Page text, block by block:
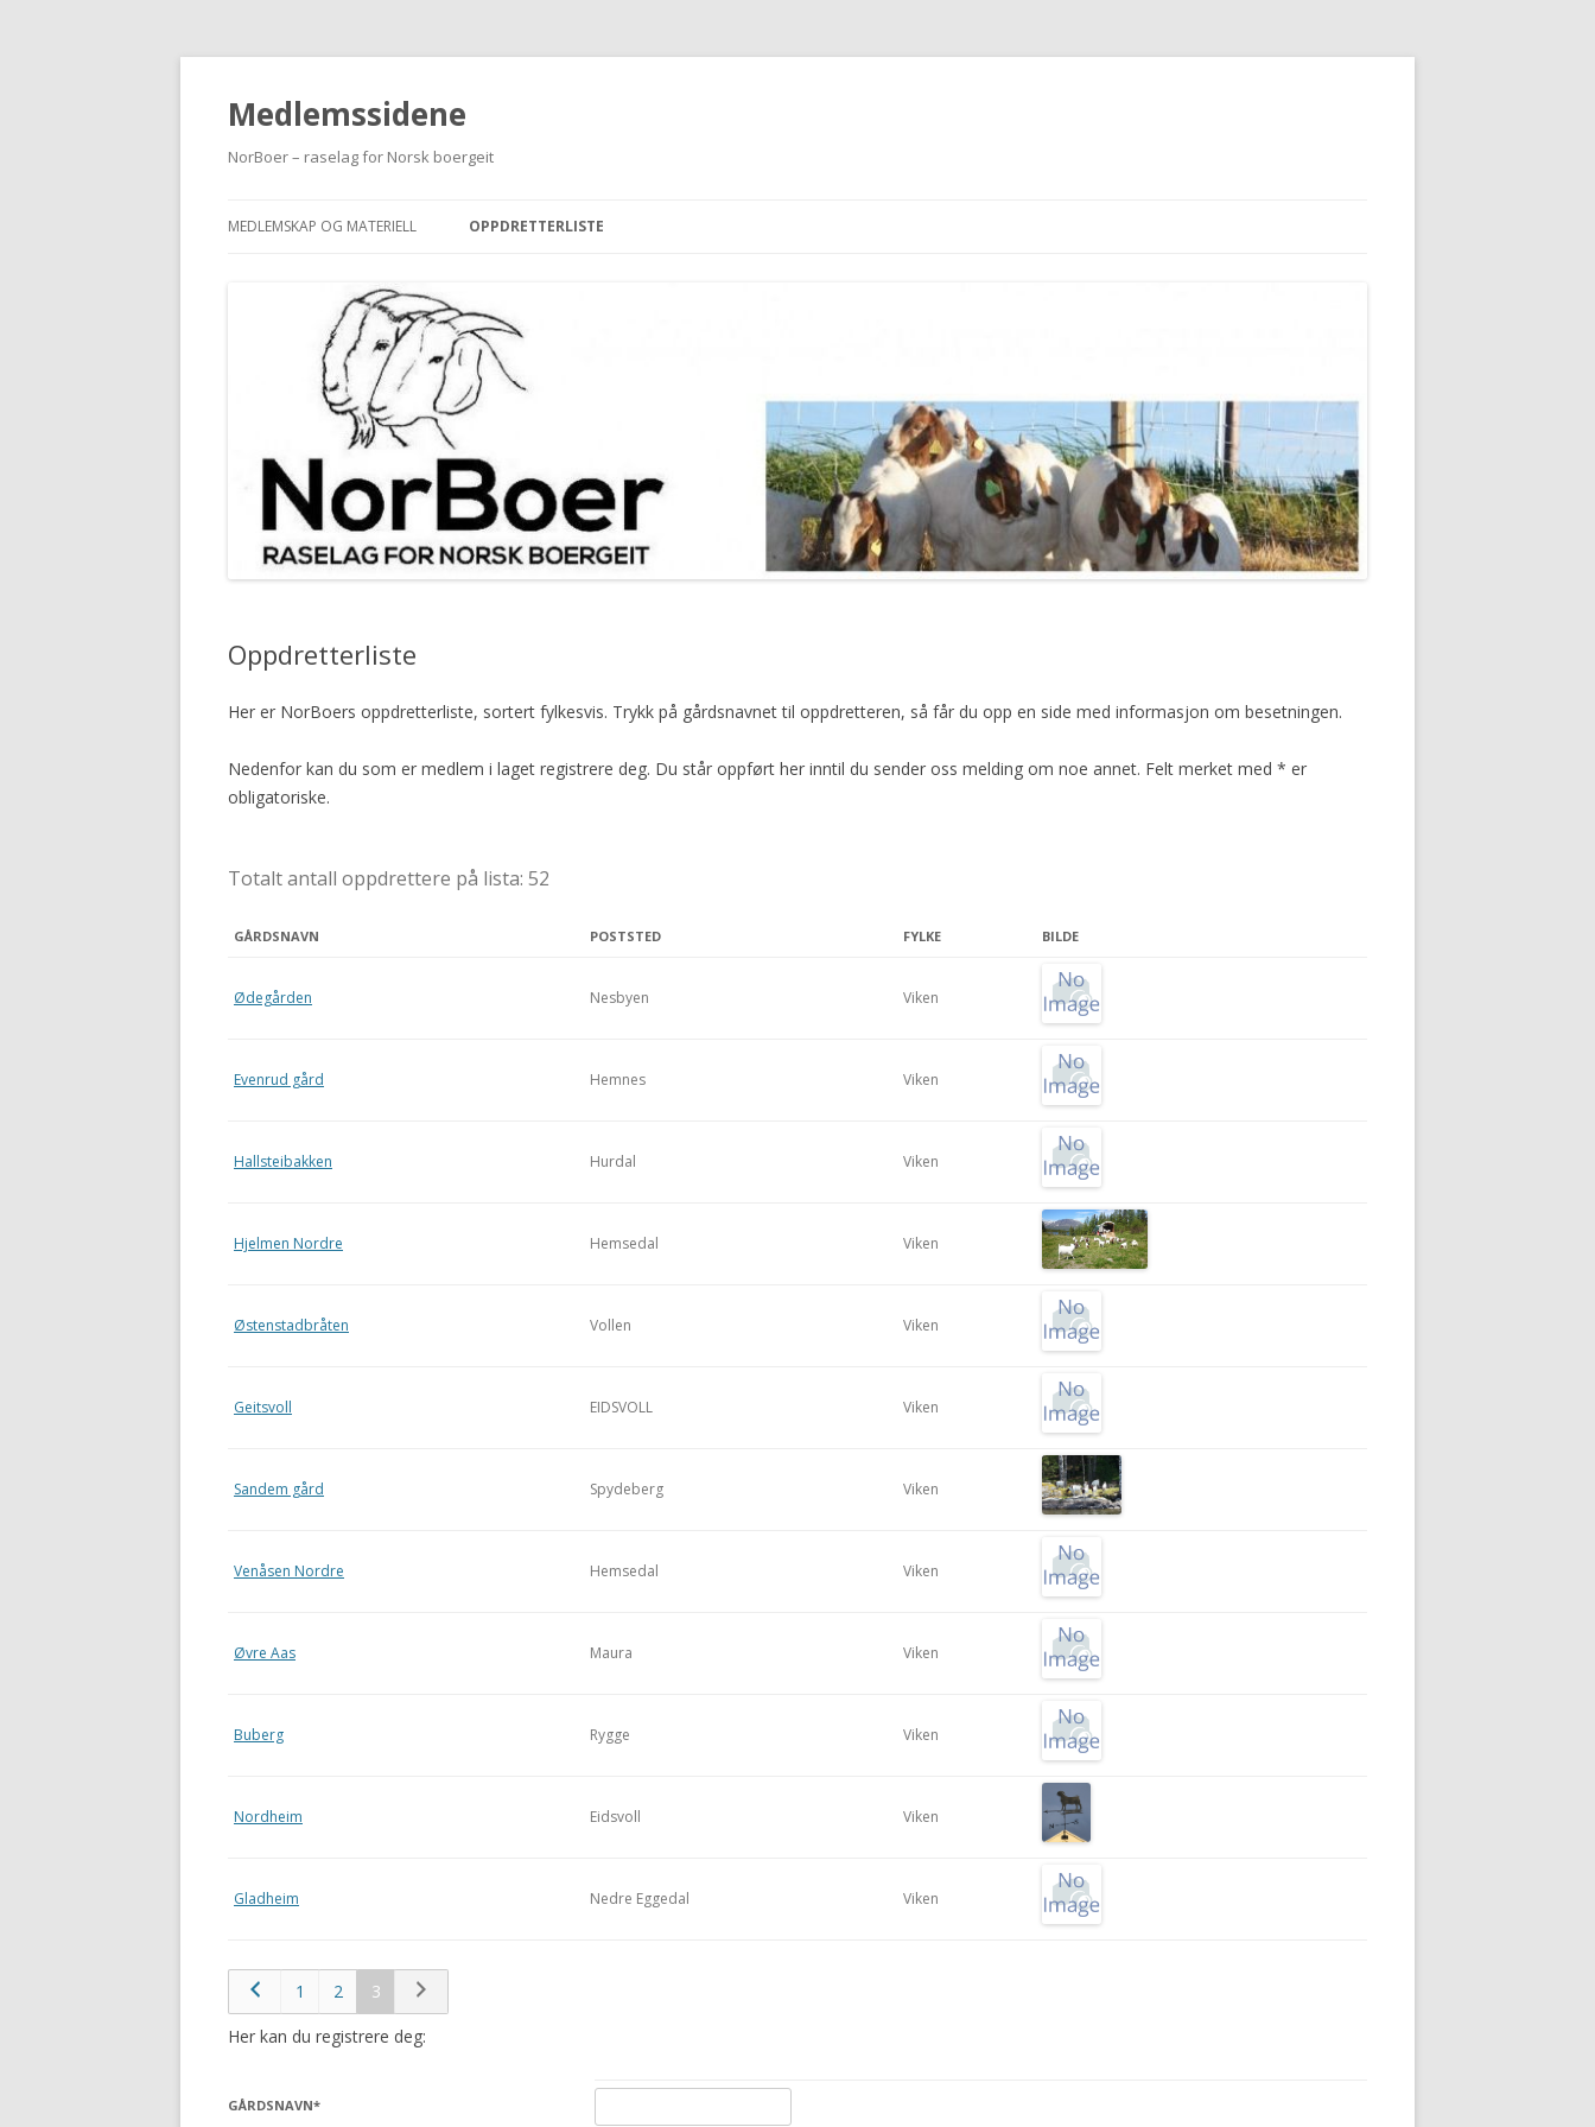
Medlemssidene
NorBoer – raselag for Norsk boergeit
MEDLEMSKAP OG MATERIELL OPPDRETTERLISTE
Oppdretterliste
Her er NorBoers oppdretterliste, sortert fylkesvis. Trykk på gårdsnavnet til oppdretteren, så får du opp en side med informasjon om besetningen.
Nedenfor kan du som er medlem i laget registrere deg. Du står oppført her inntil du sender oss melding om noe annet. Felt merket med * er
obligatoriske.
Totalt antall oppdrettere på lista: 52
GÅRDSNAVN POSTSTED FYLKE BILDE
Ødegården Nesbyen Viken
Evenrud gård Hemnes Viken
Hallsteibakken Hurdal Viken
Hjelmen Nordre Hemsedal Viken
Østenstadbråten Vollen Viken
Geitsvoll EIDSVOLL Viken
Sandem gård Spydeberg Viken
Venåsen Nordre Hemsedal Viken
Øvre Aas Maura Viken
Buberg Rygge Viken
Nordheim Eidsvoll Viken
Gladheim Nedre Eggedal Viken
1 2
3
Her kan du registrere deg:
GÅRDSNAVN*